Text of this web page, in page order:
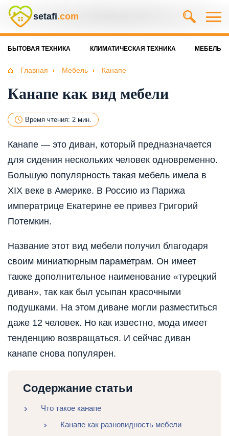
setafi.com
БЫТОВАЯ ТЕХНИКА КЛИМАТИЧЕСКАЯ ТЕХНИКА МЕБЕЛЬ
Главная Мебель Канапе
Канапе как вид мебели
Время чтения: 2 мин.
Канапе — это диван, который предназначается
для сидения нескольких человек одновременно.
Большую популярность такая мебель имела в
XIX веке в Америке. В Россию из Парижа
императрице Екатерине ее привез Григорий
Потемкин.
Название этот вид мебели получил благодаря
своим миниатюрным параметрам. Он имеет
также дополнительное наименование «турецкий
диван», так как был усыпан красочными
подушками. На этом диване могли разместиться
даже 12 человек. Но как известно, мода имеет
тенденцию возвращаться. И сейчас диван
канапе снова популярен.
Содержание статьи
Что такое канапе
Канапе как разновидность мебели